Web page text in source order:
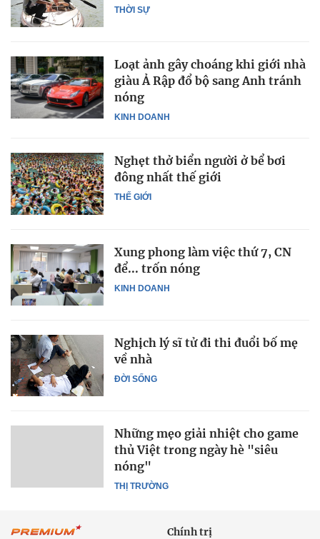
THỜI SỰ
KINH DOANH
Loạt ảnh gây choáng khi giới nhà
giàu Ả Rập đổ bộ sang Anh tránh
nóng
THẾ GIỚI
Nghẹt thở biển người ở bể bơi
đông nhất thế giới
KINH DOANH
Xung phong làm việc thứ 7, CN
để... trốn nóng
ĐỜI SỐNG
Nghịch lý sĩ tử đi thi đuổi bố mẹ
về nhà
THỊ TRƯỜNG
Những mẹo giải nhiệt cho game
thủ Việt trong ngày hè "siêu
nóng"
Chính trị